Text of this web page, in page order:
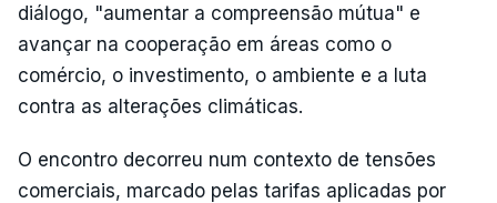
diálogo, "aumentar a compreensão mútua" e
avançar na cooperação em áreas como o
comércio, o investimento, o ambiente e a luta
contra as alterações climáticas.
O encontro decorreu num contexto de tensões
comerciais, marcado pelas tarifas aplicadas por